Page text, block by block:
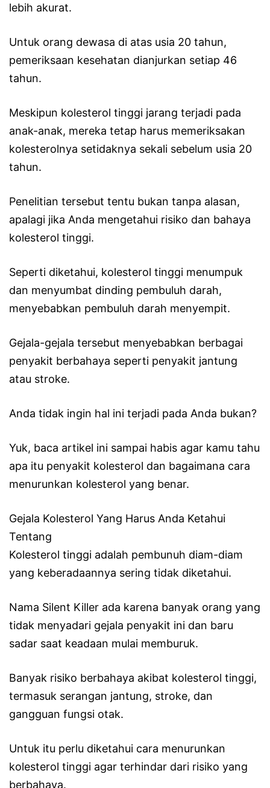
lebih akurat.
Untuk orang dewasa di atas usia 20 tahun,
pemeriksaan kesehatan dianjurkan setiap 46
tahun.
Meskipun kolesterol tinggi jarang terjadi pada
anak-anak, mereka tetap harus memeriksakan
kolesterolnya setidaknya sekali sebelum usia 20
tahun.
Penelitian tersebut tentu bukan tanpa alasan,
apalagi jika Anda mengetahui risiko dan bahaya
kolesterol tinggi.
Seperti diketahui, kolesterol tinggi menumpuk
dan menyumbat dinding pembuluh darah,
menyebabkan pembuluh darah menyempit.
Gejala-gejala tersebut menyebabkan berbagai
penyakit berbahaya seperti penyakit jantung
atau stroke.
Anda tidak ingin hal ini terjadi pada Anda bukan?
Yuk, baca artikel ini sampai habis agar kamu tahu
apa itu penyakit kolesterol dan bagaimana cara
menurunkan kolesterol yang benar.
Gejala Kolesterol Yang Harus Anda Ketahui
Tentang
Kolesterol tinggi adalah pembunuh diam-diam
yang keberadaannya sering tidak diketahui.
Nama Silent Killer ada karena banyak orang yang
tidak menyadari gejala penyakit ini dan baru
sadar saat keadaan mulai memburuk.
Banyak risiko berbahaya akibat kolesterol tinggi,
termasuk serangan jantung, stroke, dan
gangguan fungsi otak.
Untuk itu perlu diketahui cara menurunkan
kolesterol tinggi agar terhindar dari risiko yang
berbahaya.